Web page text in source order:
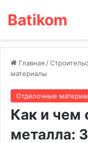
Batikom
Главная /
материалы
Отделочные
Как и чем
металла: